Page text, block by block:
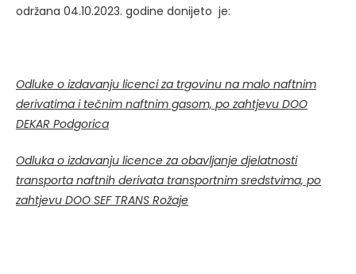
održana 04.10.2023. godine donijeto je:
Odluke o izdavanju licenci za trgovinu na malo naftnim
derivatima i tečnim naftnim gasom, po zahtjevu DOO
DEKAR Podgorica
Odluka o izdavanju licence za obavljanje djelatnosti
transporta naftnih derivata transportnim sredstvima, po
zahtjevu DOO SEF TRANS Rožaje